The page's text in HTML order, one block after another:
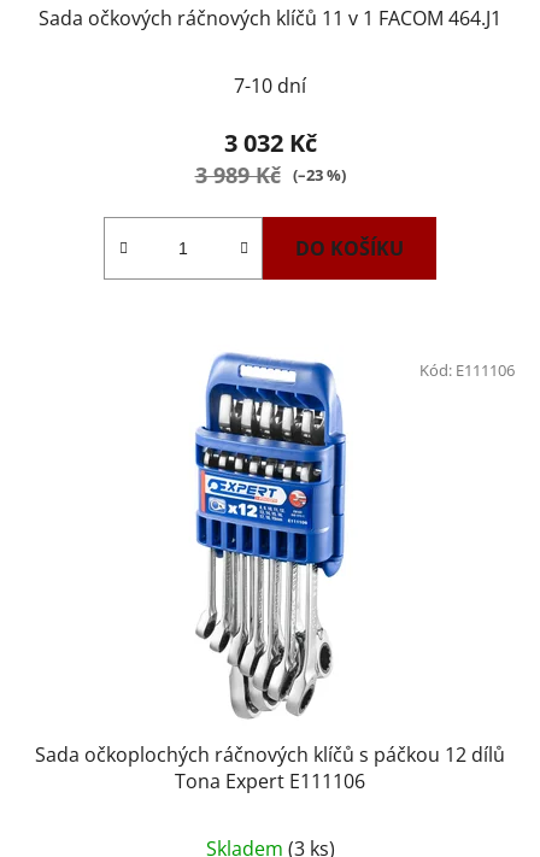
Sada očkových ráčnových klíčů 11 v 1 FACOM 464.J1
7-10 dní
3 032 Kč
3 989 Kč (–23 %)
DO KOŠÍKU
Sada očkoplochých ráčnových klíčů s páčkou 12 dílů
Tona Expert E111106
Skladem (3 ks)
Kód: E111106